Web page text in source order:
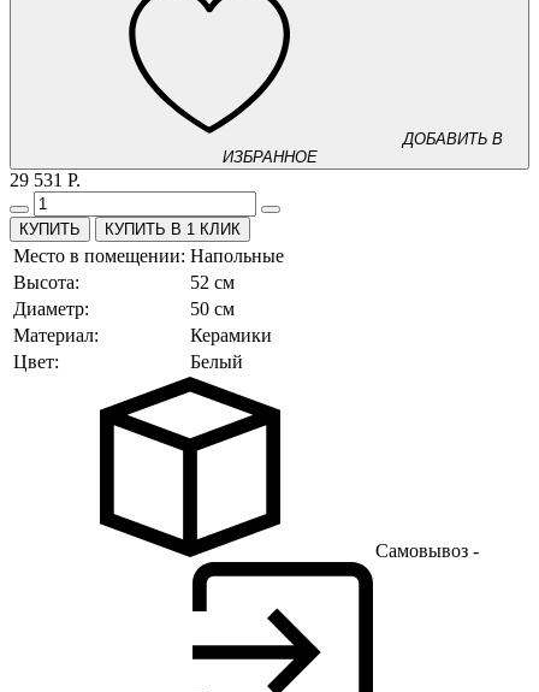
ДОБАВИТЬ В
ИЗБРАННОЕ
29 531 Р.
КУПИТЬ В 1 КЛИК
Место в помещении: Напольные
Высота:
52 см
Диаметр:
50 см
Материал:
Керамики
Цвет:
Белый
Самовывоз -